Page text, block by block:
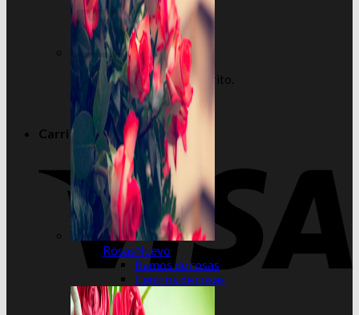
No hay productos en el carrito.
Volver a la tienda
Carrito
Rosas
Ramos de rosas
Centros de rosas